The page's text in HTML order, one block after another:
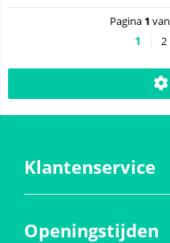
Pagina 1 van
1 2
Klantenservice
Openingstijden